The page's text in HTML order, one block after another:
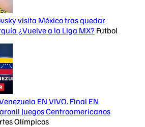
visita México tras quedar
¿Vuelve a la Liga MX? Futbol
EN VIVO. Final EN
Juegos Centroamericanos
Olímpicos